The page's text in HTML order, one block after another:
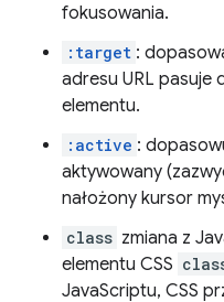
fokusowania.
:target :
adresu URL
elementu.
:active :
aktywowany
nałożony kursor
class zmiana z
elementu CSS
JavaScriptu, CSS